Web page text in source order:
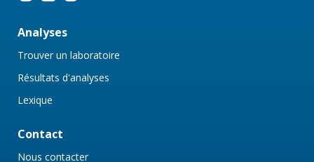
Analyses
Trouver un laboratoire
Résultats d'analyses
Lexique
Contact
Nous contacter